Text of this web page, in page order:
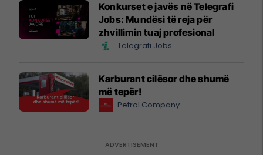
Konkurset e javës në Telegrafi
Jobs: Mundësi të reja për
zhvillimin tuaj profesional
Telegrafi Jobs
Karburant cilësor dhe shumë
më tepër!
Petrol Company